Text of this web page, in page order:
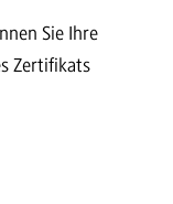
Sie Ihre
Zertifikats